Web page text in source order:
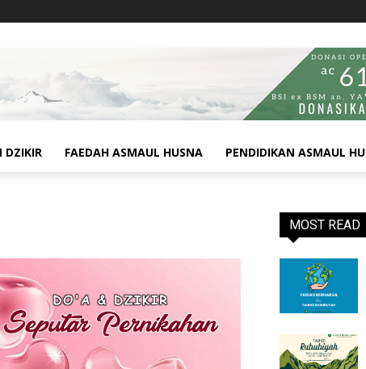
DZIKIR FAEDAH ASMAUL HUSNA PENDIDIKAN ASMAUL
MOST READ